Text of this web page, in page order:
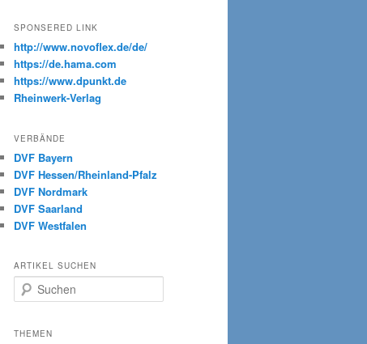
SPONSERED LINK
http://www.novoflex.de/de/
https://de.hama.com
https://www.dpunkt.de
Rheinwerk-Verlag
VERBÄNDE
DVF Bayern
DVF Hessen/Rheinland-Pfalz
DVF Nordmark
DVF Saarland
DVF Westfalen
ARTIKEL SUCHEN
u
h
THEMEN